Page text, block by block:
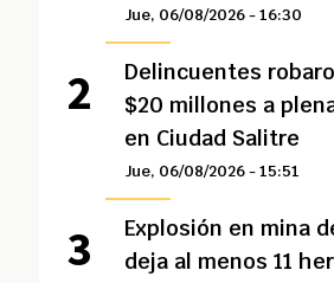
Jue, 06/08/2026 - 16:30
Delincuentes
$20 millones a
en Ciudad Salitre
Jue, 06/08/2026 - 15:51
Explosión en mina
deja al menos 11